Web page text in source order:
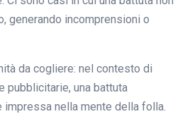
generando incomprensioni o
da cogliere: nel contesto di
pubblicitarie, una battuta
impressa nella mente della folla.